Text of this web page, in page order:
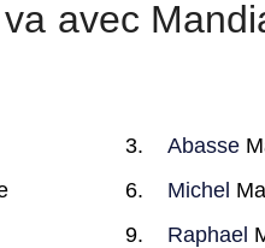
avec
Abasse
Michel
Raphael